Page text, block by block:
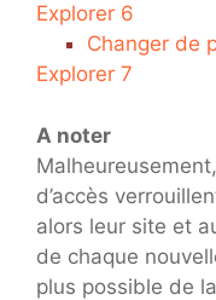
Explorer 6
Changer de
Explorer 7
A noter
d’accès
alors leur site et
de chaque
plus possible de